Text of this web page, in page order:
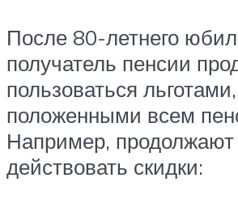
После 80-летнего
получатель пенсии
пользоваться льготами,
положенными всем
Например, продолжают
действовать скидки: